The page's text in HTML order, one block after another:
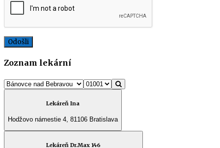
Zoznam lekární
Lekáreň Ina
Hodžovo námestie 4, 81106 Bratislava
Lekáreň Dr.Max 146